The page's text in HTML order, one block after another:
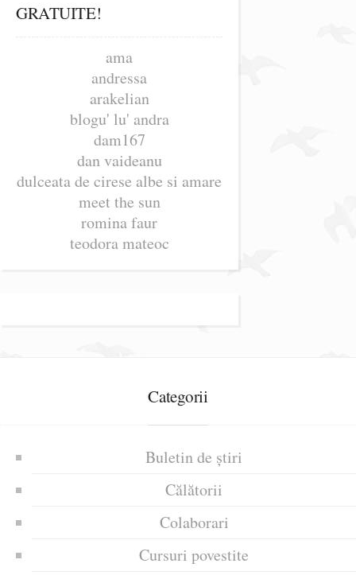
GRATUITE!
ama
andressa
arakelian
blogu' lu' andra
dam167
dan vaideanu
dulceata de cirese albe si amare
meet the sun
romina faur
teodora mateoc
Categorii
Buletin de știri
Călătorii
Colaborari
Cursuri povestite